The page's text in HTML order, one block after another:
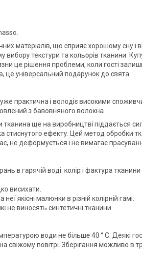
матеріалів, що сприяє хорошому сну
текстури та кольорів тканини.
це рішення проблеми, коли гості
це універсальний подарунок до свята.
практична і володіє високими
з бавовняного волокна.
ще на виробництві піддається
стиснутого ефекту. Цей метод обробки
не деформується і не вимагає
в гарячій воді: колір і фактура
висихати.
якісні малюнки в різній колірній гамі.
не виносять синтетичні тканини.
води не більше 40 ° C. Деякі
повітрі. Зберігання можливо в